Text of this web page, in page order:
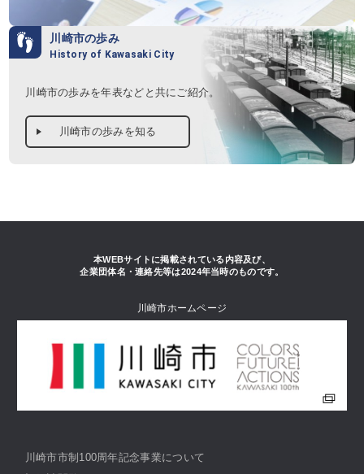
川崎市の歩み
History of Kawasaki City
川崎市の歩みを年表などと共にご紹介。
川崎市の歩みを知る
本WEBサイトに掲載されている内容及び、
企業団体名・連絡先等は2024年当時のものです。
川崎市ホームページ
川崎市市制100周年記念事業について